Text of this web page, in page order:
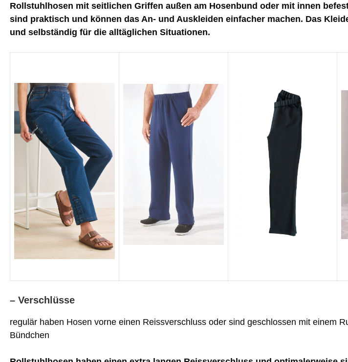
Rollstuhlhosen mit seitlichen Griffen außen am Hosenbund oder mit innen
sind praktisch und können das An- und Auskleiden einfacher machen. Das
und selbständig für die alltäglichen Situationen.
– Verschlüsse
regulär haben Hosen vorne einen Reissverschluss oder sind geschlossen mit einem
Bündchen